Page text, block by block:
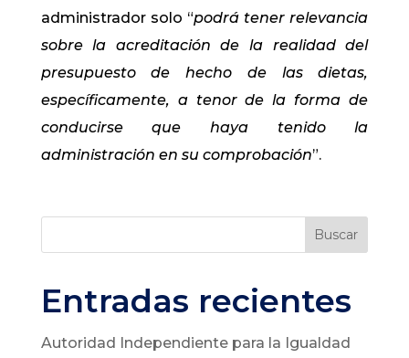
administrador solo “podrá tener relevancia
sobre la acreditación de la realidad del
presupuesto de hecho de las dietas,
específicamente, a tenor de la forma de
conducirse que haya tenido la
administración en su comprobación”.
Buscar
Entradas recientes
Autoridad Independiente para la Igualdad